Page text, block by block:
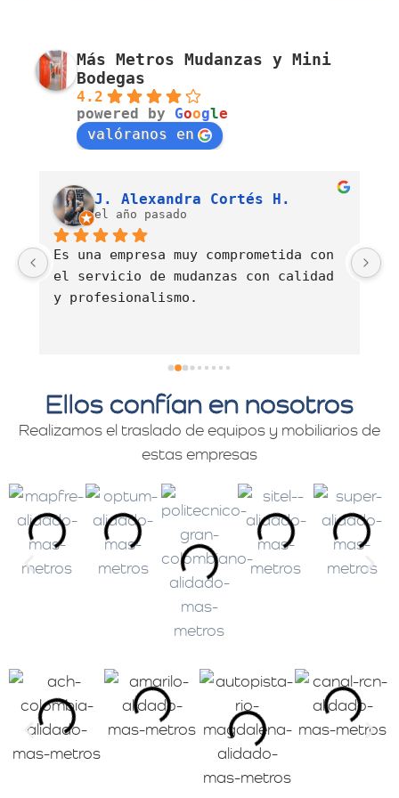
Más Metros Mudanzas y Mini
Bodegas
4.2
powered by Google
valóranos en
J. Alexandra Cortés H.
el año pasado
Es una empresa muy comprometida con
el servicio de mudanzas con calidad
y profesionalismo.
Ellos confían en nosotros
Realizamos el traslado de equipos y mobiliarios de
estas empresas